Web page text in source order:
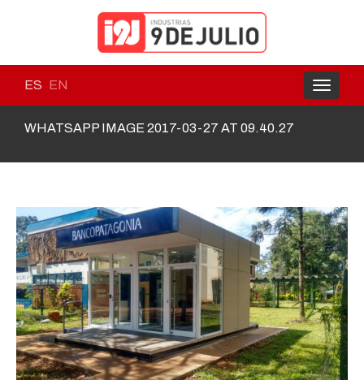
ES EN
Toggle
WHATSAPP IMAGE 2017-03-27 AT 09.40.27